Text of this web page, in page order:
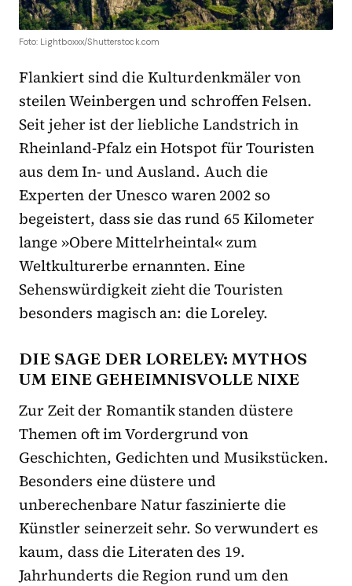
Foto: Lightboxxx/Shutterstock.com
Flankiert sind die Kulturdenkmäler von
steilen Weinbergen und schroffen Felsen.
Seit jeher ist der liebliche Landstrich in
Rheinland-Pfalz ein Hotspot für Touristen
aus dem In- und Ausland. Auch die
Experten der Unesco waren 2002 so
begeistert, dass sie das rund 65 Kilometer
lange »Obere Mittelrheintal« zum
Weltkulturerbe ernannten. Eine
Sehenswürdigkeit zieht die Touristen
besonders magisch an: die Loreley.
DIE SAGE DER LORELEY: MYTHOS
UM EINE GEHEIMNISVOLLE NIXE
Zur Zeit der Romantik standen düstere
Themen oft im Vordergrund von
Geschichten, Gedichten und Musikstücken.
Besonders eine düstere und
unberechenbare Natur faszinierte die
Künstler seinerzeit sehr. So verwundert es
kaum, dass die Literaten des 19.
Jahrhunderts die Region rund um den